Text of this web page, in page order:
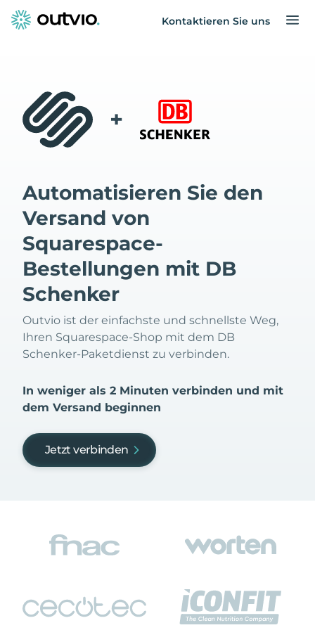
Kontaktieren Sie uns
+
Automatisieren Sie den
Versand von
Squarespace-
Bestellungen mit DB
Schenker
Outvio ist der einfachste und schnellste Weg,
Ihren Squarespace-Shop mit dem DB
Schenker-Paketdienst zu verbinden.
In weniger als 2 Minuten verbinden und mit
dem Versand beginnen
Jetzt verbinden